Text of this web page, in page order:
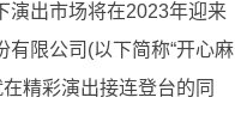
演出市场将在2023年迎来
限公司(以下简称“开心麻
精彩演出接连登台的同